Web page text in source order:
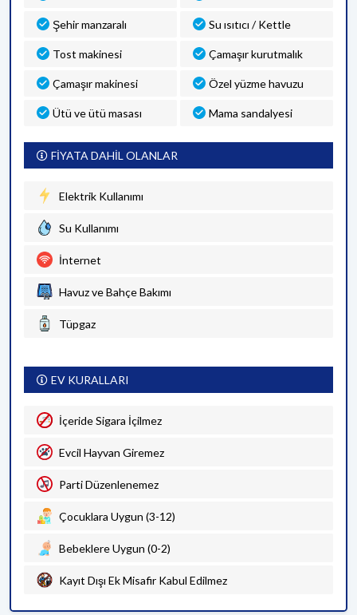
Şehir manzaralı Su ısıtıcı / Kettle
Tost makinesi Çamaşır kurutmalık
Çamaşır makinesi Özel yüzme havuzu
Ütü ve ütü masası Mama sandalyesi
FİYATA DAHİL OLANLAR
Elektrik Kullanımı
Su Kullanımı
İnternet
Havuz ve Bahçe Bakımı
Tüpgaz
EV KURALLARI
İçeride Sigara İçilmez
Evcil Hayvan Giremez
Parti Düzenlenemez
Çocuklara Uygun (3-12)
Bebeklere Uygun (0-2)
Kayıt Dışı Ek Misafir Kabul Edilmez